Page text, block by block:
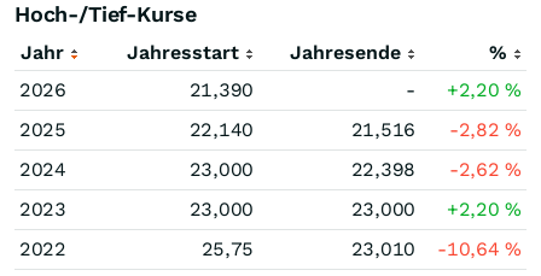
Hoch-/Tief-Kurse
Jahr Jahresstart Jahresende
%
2026
21,390 - +2,20%
2025
22,140 21,516 -2,82%
2024
23,000 22,398 -2,62%
2023
23,000 23,000 +2,20%
2022
25,75 23,010 -10,64%